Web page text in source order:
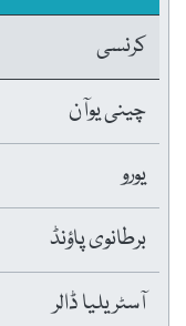
کرنسی
چینی یوآن
یورو
برطانوی پاؤنڈ
آسٹریلیا ڈالر